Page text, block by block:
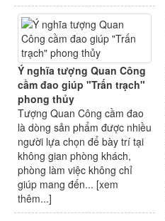
Ý nghĩa tượng Quan Công
cầm đao giúp "Trấn trạch"
phong thủy
Tượng Quan Công cầm đao
là dòng sản phẩm được nhiều
người lựa chọn để bày trí tại
không gian phòng khách,
phòng làm việc không chỉ
giúp mang đến... [xem
thêm...]